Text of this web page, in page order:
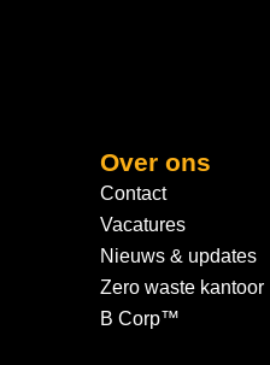
Over ons
Contact
Vacatures
Nieuws & updates
Zero waste kantoor
B Corp™